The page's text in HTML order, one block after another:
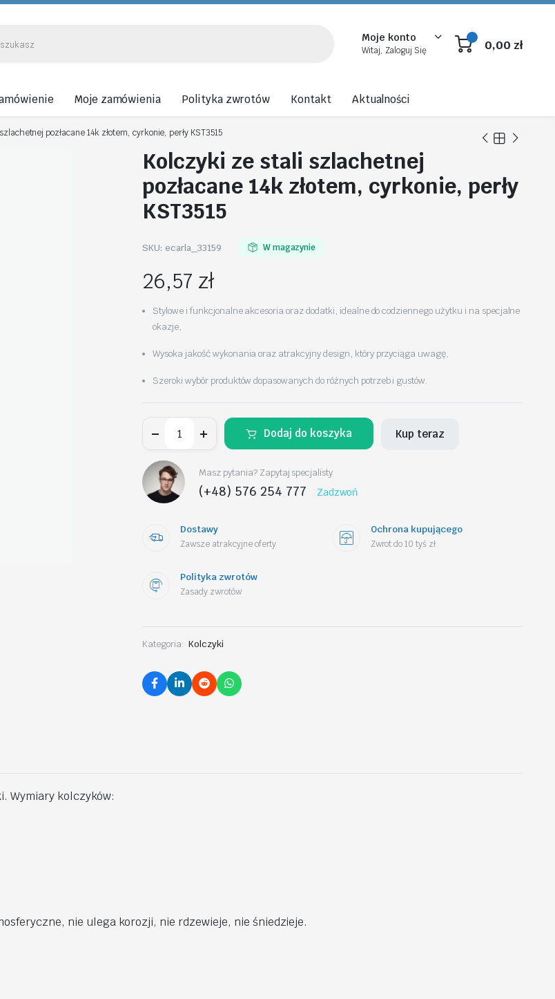
Moje konto
Witaj, Zaloguj Się 0,00 zł
Moje zamówienia Polityka zwrotów Kontakt Aktualności
pozłacane 14k złotem, cyrkonie, perły KST3515
Kolczyki ze stali szlachetnej
pozłacane 14k złotem, cyrkonie, perły
KST3515
SKU: ecarla_33159 W magazynie
26,57 zł
Stylowe i funkcjonalne akcesoria oraz dodatki, idealne do codziennego użytku i na specjalne
okazje,
Wysoka jakość wykonania oraz atrakcyjny design, który przyciąga uwagę,
Szeroki wybór produktów dopasowanych do różnych potrzeb i gustów.
szlachetnej
pozłacane
14k
złotem,
cyrkonie,
KST3515
ilość
Dodaj do koszyka Kup teraz
Masz pytania? Zapytaj specjalisty
(+48) 576 254 777 Zadzwoń
Dostawy
Zawsze atrakcyjne oferty
Ochrona kupującego
Zwrot do 10 tyś zł
Polityka zwrotów
Zasady zwrotów
Kategoria: Kolczyki
Wymiary kolczyków:
nie ulega korozji, nie rdzewieje, nie śniedzieje.